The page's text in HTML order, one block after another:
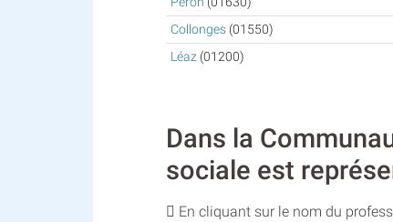
Collonges(01550)
Léaz(01200)
Dans la
sociale est
En cliquant sur le nom du